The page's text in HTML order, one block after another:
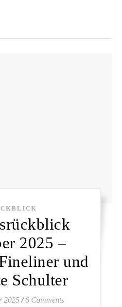
2025 –
und
Schulter
2025 / 6 Comments